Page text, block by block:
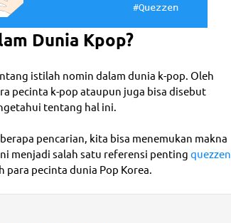
Dunia Kpop?
istilah nomin dalam dunia k-pop. Oleh
pecinta k-pop ataupun juga bisa disebut
tentang hal ini.
pencarian, kita bisa menemukan makna
menjadi salah satu referensi penting quezzen
para pecinta dunia Pop Korea.